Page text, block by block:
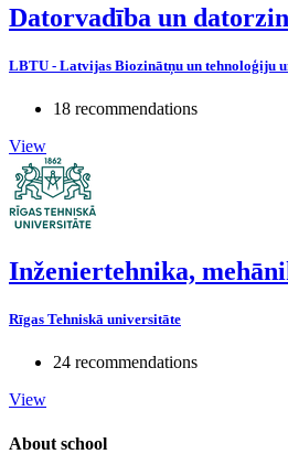
Datorvadība un
LBTU - Latvijas Biozinātņu un tehnoloģiju
18 recommendations
View
Inženiertehnika,
Rīgas Tehniskā universitāte
24 recommendations
View
About school